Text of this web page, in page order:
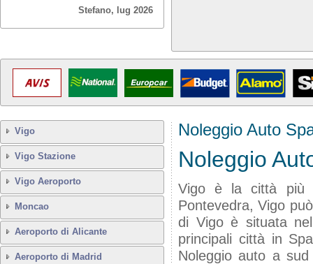
Stefano, lug 2026
Vigo
Vigo Stazione
Vigo Aeroporto
Moncao
Aeroporto di Alicante
Aeroporto di Madrid
Noleggio Auto
Noleggio
Vigo è la città più
Pontevedra, Vigo
di Vigo è situata
principali città in
Noleggio auto a